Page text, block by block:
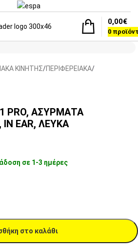
0
0,00€
ΚΙΝΗΤΗΣ ΠΕΡΙΦΕΡΕΙΑΚΑ
PRO, ΑΣΥΡΜΑΤΑ
EAR, ΛΕΥΚΑ
σε 1-3 ημέρες
στο καλάθι